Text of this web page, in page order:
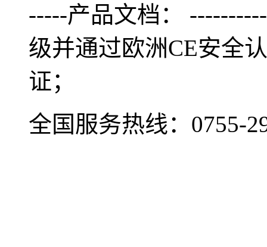
-----产品文档：
级并通过欧洲CE安全
证；
全国服务热线： 0755-